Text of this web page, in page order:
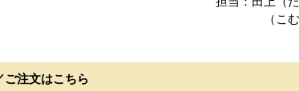
（こ
ご注文はこちら